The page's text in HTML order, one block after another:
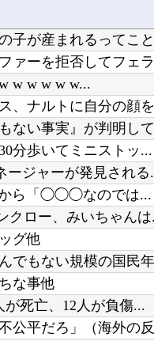
子が産まれるってこ
ァーを拒否してフェ
w w w w w...
、ナルトに自分の顔
ない事実』が判明し
分歩いてミニストッ...
ージャーが発見される
から「◯◯◯なのでは...
クロー、みいちゃんは
グ他
でもない規模の国民
な事他
が死亡、12人が負傷...
公平だろ」（海外の